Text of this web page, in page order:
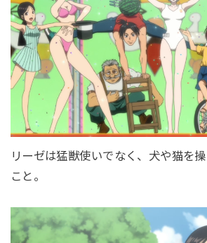
リーゼは猛獣使いでなく、犬や猫を
こと。